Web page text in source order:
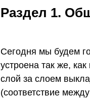
Раздел 1.
Сегодня мы будем
устроена так же,
слой за слоем
(соответствие